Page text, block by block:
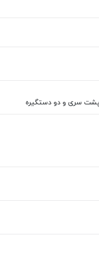
پشت سری و دو دستگیره